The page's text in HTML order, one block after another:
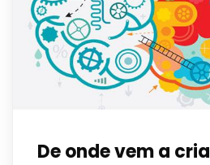
De onde vem a